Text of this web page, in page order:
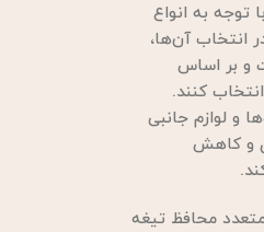
توجه به انواع
انتخاب آن‌ها،
و بر اساس
کنند.
و لوازم جانبی
و کاهش
محافظ تیغه